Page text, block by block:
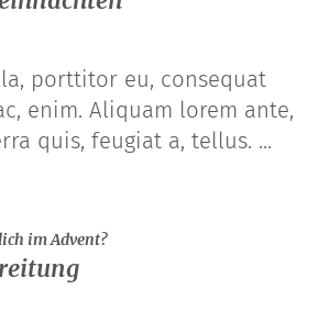
porttitor eu, consequat
enim. Aliquam lorem ante,
quis, feugiat a, tellus. ...
im Advent?: